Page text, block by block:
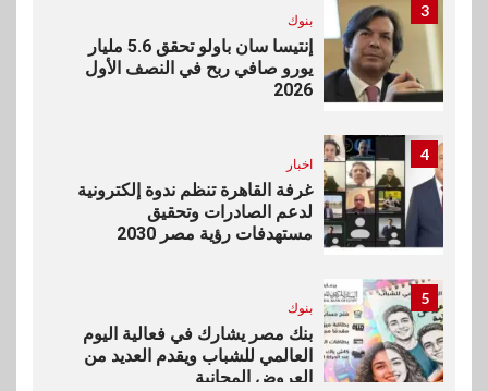
3
بنوك
إنتيسا سان باولو تحقق 5.6 مليار
يورو صافي ربح في النصف الأول
2026
4
اخبار
غرفة القاهرة تنظم ندوة إلكترونية
لدعم الصادرات وتحقيق
مستهدفات رؤية مصر 2030
5
بنوك
بنك مصر يشارك في فعالية اليوم
العالمي للشباب ويقدم العديد من
العروض المجانية